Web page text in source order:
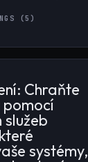
(5 )
Chraňte
služeb
systémy,